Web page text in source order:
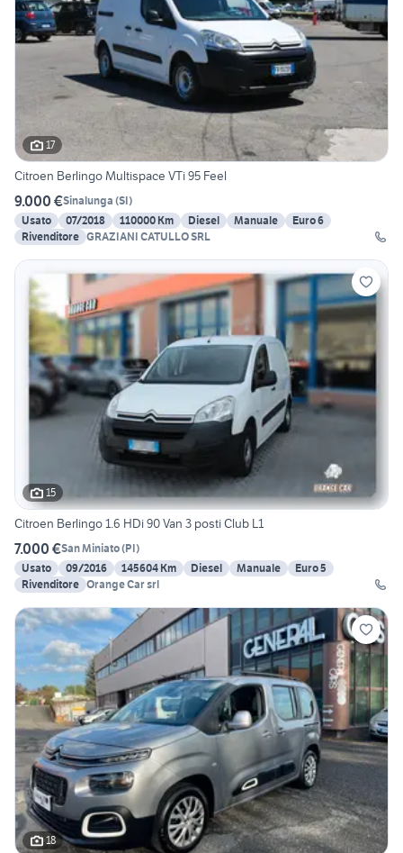
17
Citroen Berlingo Multispace VTi 95 Feel
9.000 €Sinalunga (SI)
Usato
07/2018 110000 Km Diesel Manuale
Euro 6
Rivenditore GRAZIANI CATULLO SRL
15
Citroen Berlingo 1.6 HDi 90 Van 3 posti Club L1
7.000 €San Miniato(PI)
Usato
09/2016 145604 Km Diesel Manuale
Euro 5
Rivenditore Orange Car srl
18